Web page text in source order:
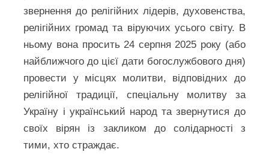
звернення до релігійних лідерів, духовенства,
релігійних громад та віруючих усього світу. В
ньому вона просить 24 серпня 2025 року (або
найближчого до цієї дати богослужбового дня)
провести у місцях молитви, відповідних до
релігійної традиції, спеціальну молитву за
Україну і український народ та звернутися до
своїх вірян із закликом до солідарності з
тими, хто страждає.